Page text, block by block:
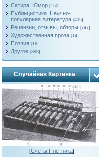
Сатира. Юмор [150]
Публицистика. Научно-
популярная литература [435]
Рецензии, отзывы, обзоры [747]
Художественная проза [14]
Поэзия [18]
Другое [388]
Случайная Картинка
[Счеты Плетника]